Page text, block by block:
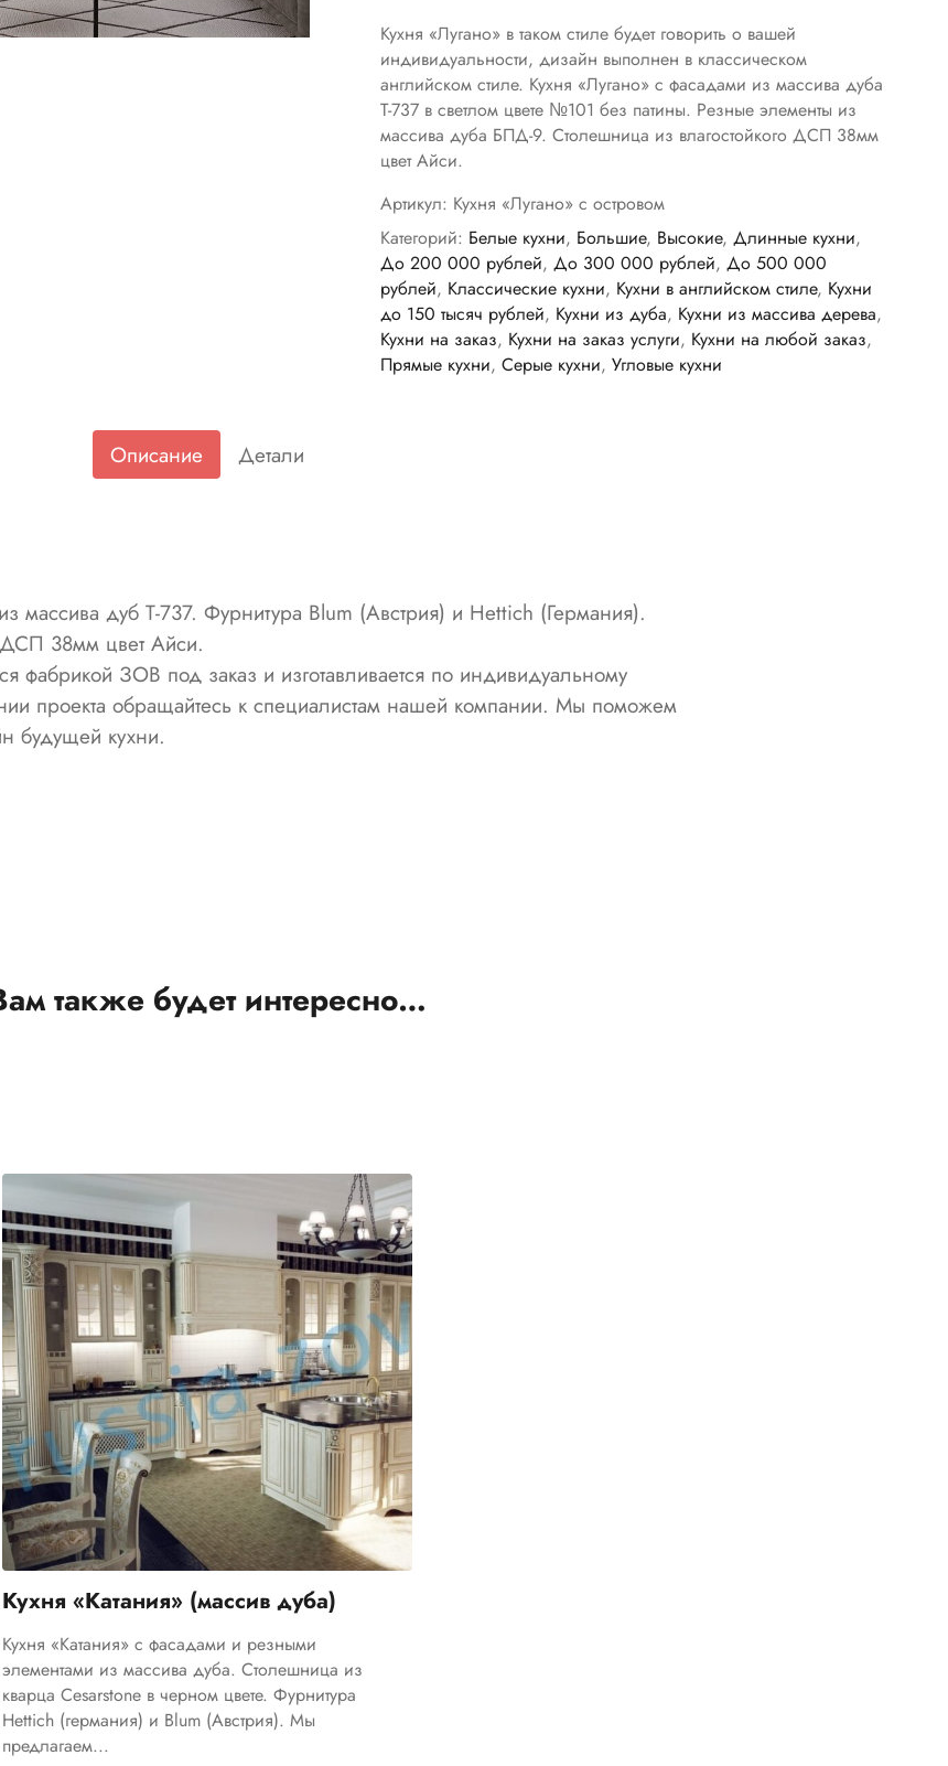
Кухня «Лугано» в таком стиле будет говорить о вашей
индивидуальности, дизайн выполнен в классическом
английском стиле. Кухня «Лугано» с фасадами из массива дуба
Т-737 в светлом цвете №101 без патины. Резные элементы из
массива дуба БПД-9. Столешница из влагостойкого ДСП 38мм
цвет Айси.
Артикул: Кухня «Лугано» с островом
Категорий: Белые кухни, Большие, Высокие, Длинные кухни,
До 200 000 рублей, До 300 000 рублей, До 500 000
рублей, Классические кухни, Кухни в английском стиле, Кухни
до 150 тысяч рублей, Кухни из дуба, Кухни из массива дерева,
Кухни на заказ, Кухни на заказ услуги, Кухни на любой заказ,
Прямые кухни, Серые кухни, Угловые кухни
Описание Детали
массива дуб Т-737. Фурнитура Blum (Австрия) и Hettich (Германия).
ДСП 38мм цвет Айси.
фабрикой ЗОВ под заказ и изготавливается по индивидуальному
проекта обращайтесь к специалистам нашей компании. Мы поможем
будущей кухни.
также будет интересно…
Кухня «Катания» (массив дуба)
Кухня «Катания» с фасадами и резными
элементами из массива дуба. Столешница из
кварца Cesarstone в черном цвете. Фурнитура
Hettich (германия) и Blum (Австрия). Мы
предлагаем...